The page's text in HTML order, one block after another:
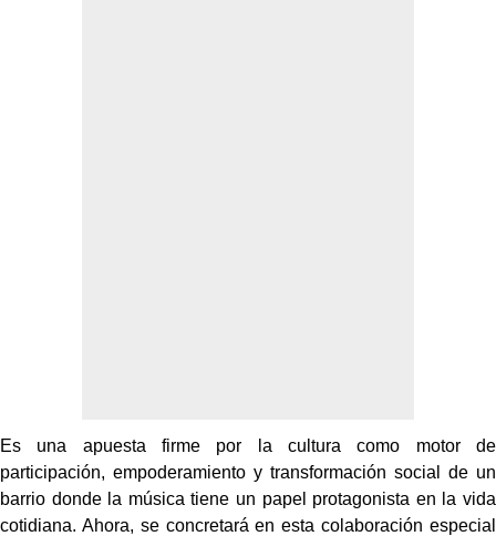
Es una apuesta firme por la cultura como motor de
participación, empoderamiento y transformación social de un
barrio donde la música tiene un papel protagonista en la vida
cotidiana. Ahora, se concretará en esta colaboración especial